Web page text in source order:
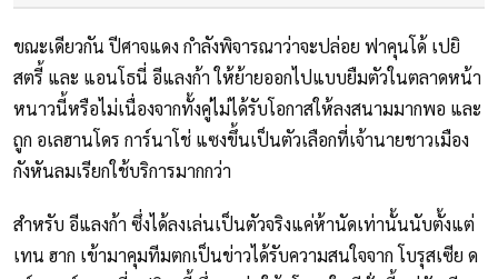
ขณะเดียวกัน ปีศาจแดง กำลังพิจารณาว่าจะปล่อย ฟาคุนโด้ เปยิ
สตรี้ และ แอนโธนี่ อีแลงก้า ให้ย้ายออกไปแบบยืมตัวในตลาดหน้า
หนาวนี้หรือไม่เนื่องจากทั้งคู่ไม่ได้รับโอกาสให้ลงสนามมากพอ และ
ถูก อเลฮานโดร การ์นาโช่ แซงขึ้นเป็นตัวเลือกที่เจ้านายชาวเมือง
กังหันลมเรียกใช้บริการมากกว่า
สำหรับ อีแลงก้า ซึ่งได้ลงเล่นเป็นตัวจริงแค่ห้านัดเท่านั้นนับตั้งแต่
เทน ฮาก เข้ามาคุมทีมตกเป็นข่าวได้รับความสนใจจาก โบรุสเซีย ด